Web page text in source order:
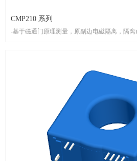
CMP210 系列
-基于磁通门原理测量，原副边电磁隔离，隔离
- 产品按 UL94-V0 阻燃等级设计。